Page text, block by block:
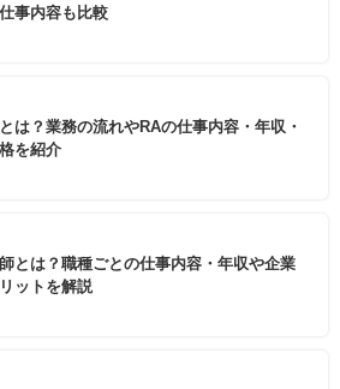
事内容も比較
は？業務の流れやRAの仕事内容・年収・
を紹介
とは？職種ごとの仕事内容・年収や企業
ットを解説